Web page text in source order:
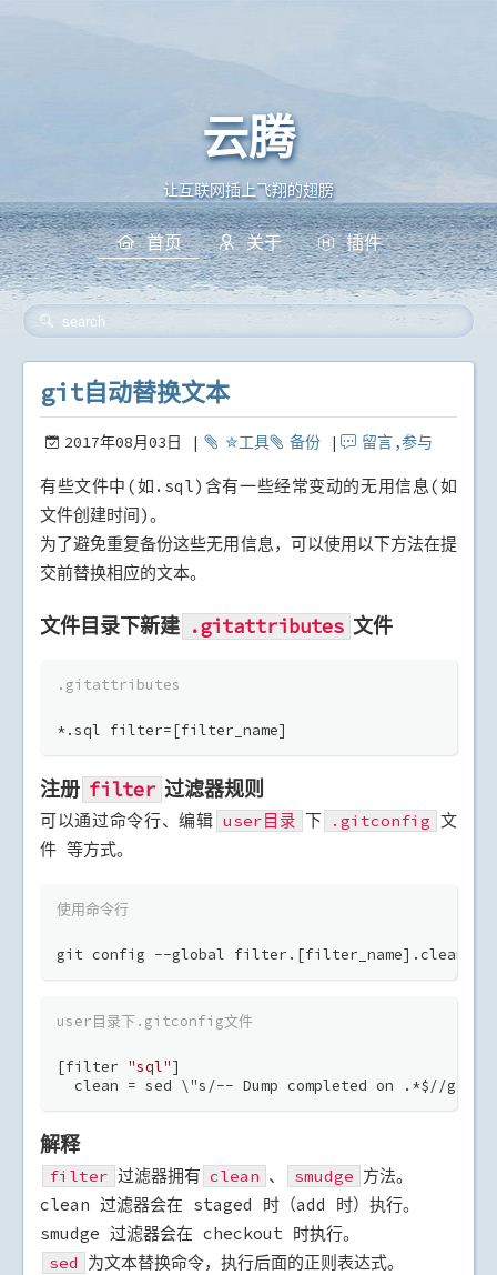
git自动替换文本
云腾
让互联网插上飞翔的翅膀
首页 关于 插件
git自动替换文本
2017年08月03日 ✮工具 备份 留言,参与
有些文件中(如.sql)含有一些经常变动的无用信息(如
文件创建时间)。
为了避免重复备份这些无用信息，可以使用以下方法在提
交前替换相应的文本。
文件目录下新建 .gitattributes 文件
.gitattributes
*.sql filter=[filter_name]
注册 filter 过滤器规则
可以通过命令行、编辑 user目录 下 .gitconfig 文
件 等方式。
使用命令行
git config --global filter.[filter_name].clean
user目录下.gitconfig文件
[filter "sql"]
  clean = sed \"s/-- Dump completed on .*$//g\"
解释
filter 过滤器拥有 clean 、 smudge 方法。
clean 过滤器会在 staged 时（add 时）执行。
smudge 过滤器会在 checkout 时执行。
sed 为文本替换命令，执行后面的正则表达式。